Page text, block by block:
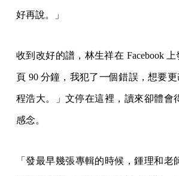
好再說。」
收到改好的譜，林生祥在 Facebook
頁 90 分鐘，我犯了一個錯誤，想要
程浩大。」文停在這裡，讀來卻體會
感念。
「發最早幾張專輯的時候，鍾理和老